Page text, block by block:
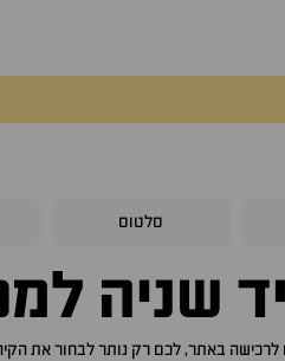
סלטוס
לרכישה באתר, לכם רק נותר לבחור את